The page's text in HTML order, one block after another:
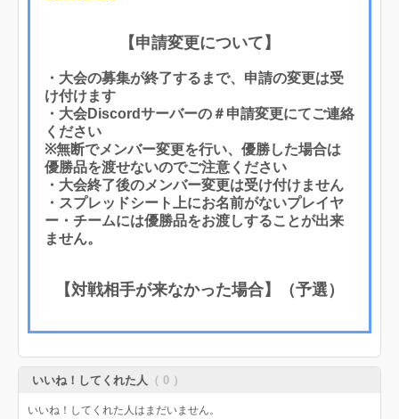
【申請変更について】
・大会の募集が終了するまで、申請の変更は受
け付けます
・大会Discordサーバーの＃申請変更にてご連絡
ください
※無断でメンバー変更を行い、優勝した場合は
優勝品を渡せないのでご注意ください
・大会終了後のメンバー変更は受け付けません
・スプレッドシート上にお名前がないプレイヤ
ー・チームには優勝品をお渡しすることが出来
ません。
【対戦相手が来なかった場合】（予選）
いいね！してくれた人 （ 0 ）
いいね！してくれた人はまだいません。